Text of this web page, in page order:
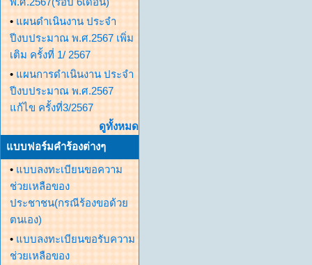
• แผนดำเนินงาน ประจำ
ปีงบประมาณ พ.ศ.2567 เพิ่ม
เติม ครั้งที่ 1/ 2567
• แผนการดำเนินงาน ประจำ
ปีงบประมาณ พ.ศ.2567
แก้ไข ครั้งที่3/2567
ดูทั้งหมด
แบบฟอร์มคำร้องต่างๆ
• แบบลงทะเบียนขอความ
ช่วยเหลือของ
ประชาชน(กรณีร้องขอด้วย
ตนเอง)
• แบบลงทะเบียนขอรับความ
ช่วยเหลือของ